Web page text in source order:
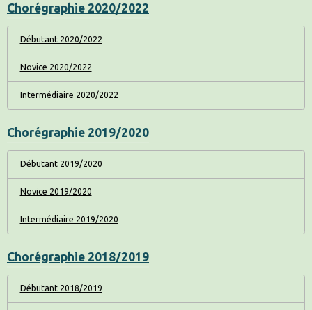
Chorégraphie 2020/2022
Débutant 2020/2022
Novice 2020/2022
Intermédiaire 2020/2022
Chorégraphie 2019/2020
Débutant 2019/2020
Novice 2019/2020
Intermédiaire 2019/2020
Chorégraphie 2018/2019
Débutant 2018/2019